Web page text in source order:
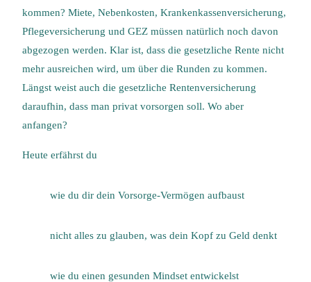
kommen? Miete, Nebenkosten, Krankenkassenversicherung,
Pflegeversicherung und GEZ müssen natürlich noch davon
abgezogen werden. Klar ist, dass die gesetzliche Rente nicht
mehr ausreichen wird, um über die Runden zu kommen.
Längst weist auch die gesetzliche Rentenversicherung
daraufhin, dass man privat vorsorgen soll. Wo aber
anfangen?
Heute erfährst du
wie du dir dein Vorsorge-Vermögen aufbaust
nicht alles zu glauben, was dein Kopf zu Geld denkt
wie du einen gesunden Mindset entwickelst